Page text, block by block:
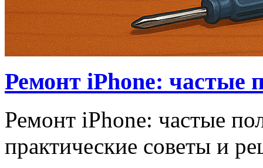
Ремонт iPhone: частые
Ремонт iPhone: частые
практические советы и